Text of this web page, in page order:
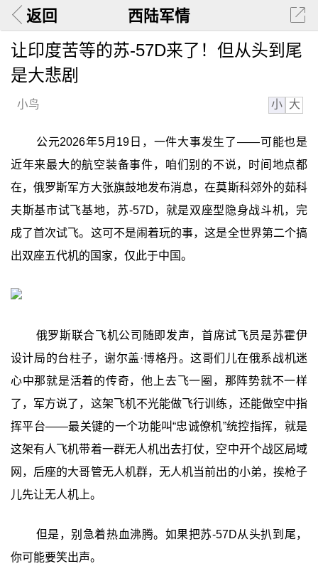
返回 西陆军情
让印度苦等的苏-57D来了！但从头到尾
是大悲剧
小鸟 小 大
公元2026年5月19日，一件大事发生了——可能也是
近年来最大的航空装备事件，咱们别的不说，时间地点都
在，俄罗斯军方大张旗鼓地发布消息，在莫斯科郊外的茹科
夫斯基市试飞基地，苏-57D，就是双座型隐身战斗机，完
成了首次试飞。这可不是闹着玩的事，这是全世界第二个搞
出双座五代机的国家，仅此于中国。
俄罗斯联合飞机公司随即发声，首席试飞员是苏霍伊
设计局的台柱子，谢尔盖·博格丹。这哥们儿在俄系战机迷
心中那就是活着的传奇，他上去飞一圈，那阵势就不一样
了，军方说了，这架飞机不光能做飞行训练，还能做空中指
挥平台——最关键的一个功能叫“忠诚僚机”统控指挥，就是
这架有人飞机带着一群无人机出去打仗，空中开个战区局域
网，后座的大哥管无人机群，无人机当前出的小弟，挨枪子
儿先让无人机上。
但是，别急着热血沸腾。如果把苏-57D从头扒到尾，
你可能要笑出声。